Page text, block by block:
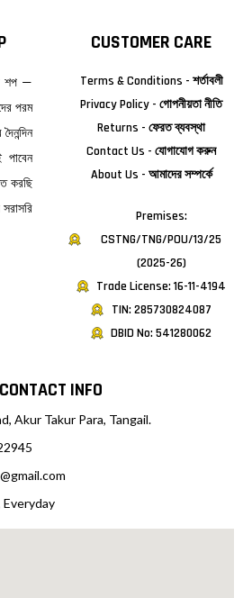
শপ —
পরম
করছি
CUSTOMER CARE
Terms & Conditions - শর্তাবলী
Privacy Policy - গোপনীয়তা নীতি
Returns - ফেরত ব্যবস্থা
Contact Us - যোগাযোগ করুন
About Us - আমাদের সম্পর্কে
Premises:
CSTNG/TNG/POU/13/25
(2025-26)
Trade License: 16-11-4194
TIN: 285730824087
DBID No: 541280062
CONTACT INFO
Akur Takur Para, Tangail.
Everyday